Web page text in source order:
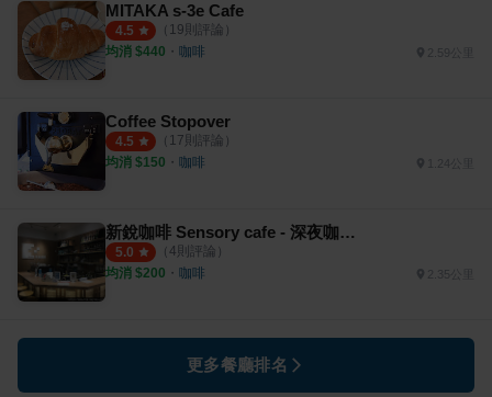
MITAKA s-3e Cafe
4.5 （ 19則評論）
均消 $440 ・ 咖啡 2.59公里
Coffee Stopover
4.5 （ 17則評論）
均消 $150 ・ 咖啡 1.24公里
新銳咖啡 Sensory cafe - 深夜咖啡 第一品牌
5.0 （ 4則評論）
均消 $200 ・ 咖啡 2.35公里
更多餐廳排名